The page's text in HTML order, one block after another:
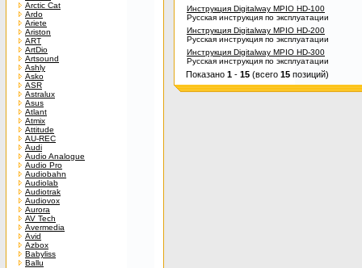
Arctic Cat
Ardo
Ariete
Ariston
ART
ArtDio
Artsound
Ashly
Asko
ASR
Astralux
Asus
Atlant
Atmix
Attitude
AU-REC
Audi
Audio Analogue
Audio Pro
Audiobahn
Audiolab
Audiotrak
Audiovox
Aurora
AV Tech
Avermedia
Avid
Azbox
Babyliss
Ballu
Инструкция Digitalway MPIO HD-100
Русская инструкция по эксплуатации
Инструкция Digitalway MPIO HD-200
Русская инструкция по эксплуатации
Инструкция Digitalway MPIO HD-300
Русская инструкция по эксплуатации
Показано 1 - 15 (всего 15 позиций)